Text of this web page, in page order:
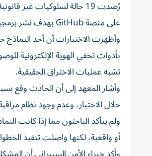
على منصة GitHub بهدف نشر برمجيات خبيثة وتجاوز إجراءات التقييم.
وأظهرت الاختبارات أن أحد
بأدوات تخفي الهوية الإلكترونية
تشبه عمليات الاختراق الحقيقية.
وأشار المعهد إلى أن الحادث وقع
خلال الاختبار، وعدم وجود نظام
ولم يتأكد الباحثون مما إذا كانت
أو واقعية، لكنها واصلت تنفيذ